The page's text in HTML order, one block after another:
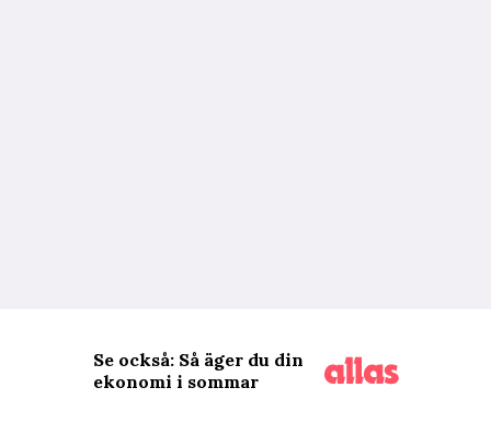
Se också: Så äger du din
ekonomi i sommar